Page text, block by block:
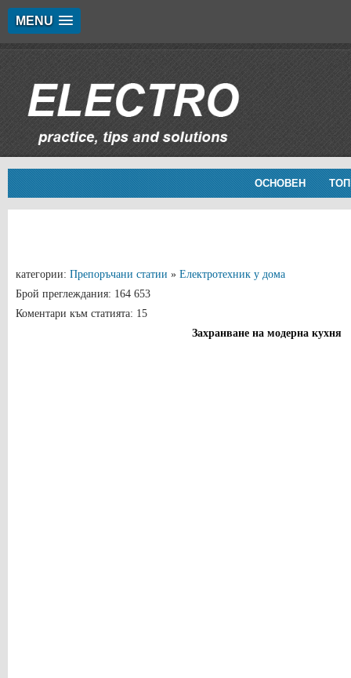
MENU
ОСНОВЕН
категории: Препоръчани статии » Електротехник у дома
Брой преглеждания: 164 653
Коментари към статията: 15
Захранване на модерна кухня